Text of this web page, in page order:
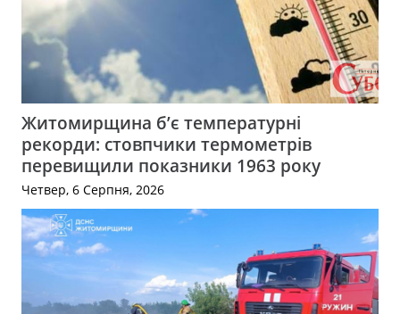
Житомирщина б’є температурні
рекорди: стовпчики термометрів
перевищили показники 1963 року
Четвер, 6 Серпня, 2026